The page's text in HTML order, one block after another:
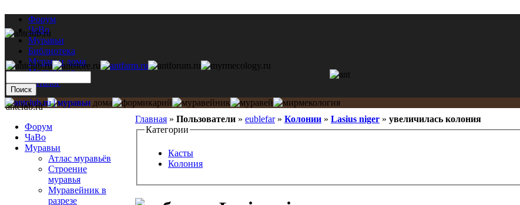
Форум
ЧаВо
Муравьи
Библиотека
Муравьи дома
Мастерская
Каталог
Главная » Пользователи » eublefar» Колонии » Lasius niger » увеличилась колония
Категории
Касты
Колония
antclub.ru
Форум
ЧаВо
Муравьи
Атлас муравьёв
Строение
муравья
Муравейник в
разрезе